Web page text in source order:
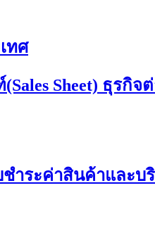
ทศ
Sheet) ธุรกิจต่
ชำระค่าสินค้าและบ